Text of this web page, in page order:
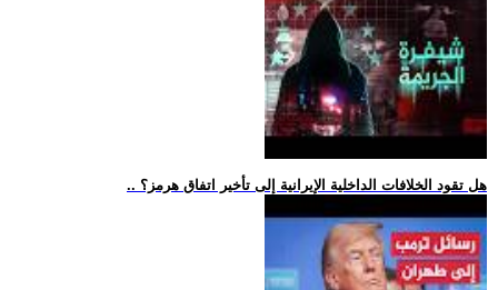
.. هل تقود الخلافات الداخلية الإيرانية إلى تأخير اتفاق هرمز؟